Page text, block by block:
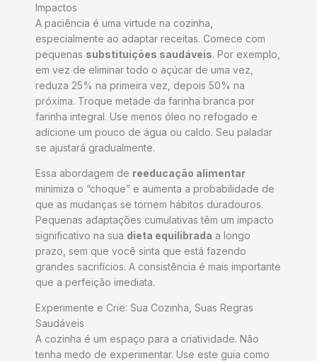
Impactos
A paciência é uma virtude na cozinha,
especialmente ao adaptar receitas. Comece com
pequenas substituições saudáveis. Por exemplo,
em vez de eliminar todo o açúcar de uma vez,
reduza 25% na primeira vez, depois 50% na
próxima. Troque metade da farinha branca por
farinha integral. Use menos óleo no refogado e
adicione um pouco de água ou caldo. Seu paladar
se ajustará gradualmente.
Essa abordagem de reeducação alimentar
minimiza o “choque” e aumenta a probabilidade de
que as mudanças se tornem hábitos duradouros.
Pequenas adaptações cumulativas têm um impacto
significativo na sua dieta equilibrada a longo
prazo, sem que você sinta que está fazendo
grandes sacrifícios. A consistência é mais importante
que a perfeição imediata.
Experimente e Crie: Sua Cozinha, Suas Regras
Saudáveis
A cozinha é um espaço para a criatividade. Não
tenha medo de experimentar. Use este guia como